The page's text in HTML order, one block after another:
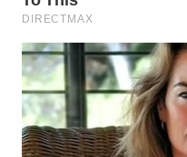
KEPULAUAN
SERIBU
WN
TANGERANG